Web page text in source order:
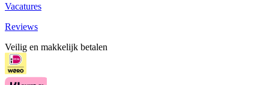
Vacatures
Reviews
Veilig en makkelijk betalen